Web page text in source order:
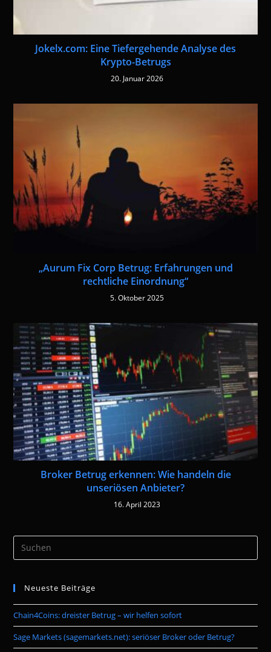
Jokelx.com: Eine Tiefergehende Analyse des
Krypto-Betrugs
20. Januar 2026
„Aurum Fix Corp Betrug: Erfahrungen und
rechtliche Einordnung“
5. Oktober 2025
Broker Betrug erkennen: Wie handeln die
unseriösen Anbieter?
16. April 2023
the
Neueste Beiträge
Chain4Coins: dreister Betrug – wir helfen sofort
Sage Markets (sagemarkets.net): seriöser Broker oder Betrug?